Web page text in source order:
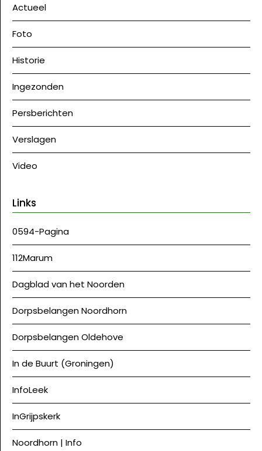
Actueel
Foto
Historie
Ingezonden
Persberichten
Verslagen
Video
Links
0594-Pagina
112Marum
Dagblad van het Noorden
Dorpsbelangen Noordhorn
Dorpsbelangen Oldehove
In de Buurt (Groningen)
InfoLeek
InGrijpskerk
Noordhorn | Info